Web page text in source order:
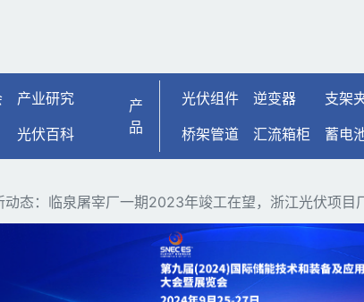
泉屠宰厂一期
产业研究
光伏百科
产
品
光伏组件 逆变器 支架
桥架管道
汇流箱柜 蓄电
动态：临泉屠宰厂一期2023年竣工在望，浙江光伏项目